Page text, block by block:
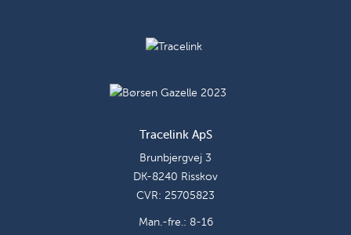
Tracelink ApS
Brunbjergvej 3
DK-8240 Risskov
CVR: 25705823
Man.-fre.: 8-16